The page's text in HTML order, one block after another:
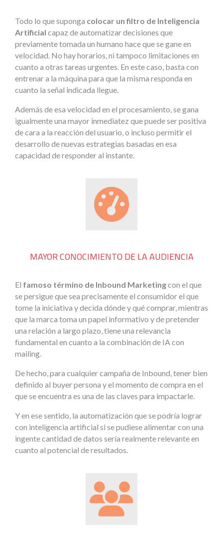
Todo lo que suponga colocar un filtro de Inteligencia
Artificial capaz de automatizar decisiones que
previamente tomada un humano hace que se gane en
velocidad. No hay horarios, ni tampoco limitaciones en
cuanto a otras tareas urgentes. En este caso, basta con
entrenar a la máquina para que la misma responda en
cuanto la señal indicada llegue.
Además de esa velocidad en el procesamiento, se gana
igualmente una mayor inmediatez que puede ser positiva
de cara a la reacción del usuario, o incluso permitir el
desarrollo de nuevas estrategias basadas en esa
capacidad de responder al instante.
MAYOR CONOCIMIENTO DE LA AUDIENCIA
El famoso término de Inbound Marketingcon el que
se persigue que sea precisamente el consumidor el que
tome la iniciativa y decida dónde y qué comprar, mientras
que la marca toma un papel informativo y de pretender
una relación a largo plazo, tiene una relevancia
fundamental en cuanto a la combinación de IA con
mailing.
De hecho, para cualquier campaña de Inbound, tener bien
definido al buyer persona y el momento de compra en el
que se encuentra es una de las claves para impactarle.
Y en ese sentido, la automatización que se podría lograr
con inteligencia artificial si se pudiese alimentar con una
ingente cantidad de datos sería realmente relevante en
cuanto al potencial de resultados.